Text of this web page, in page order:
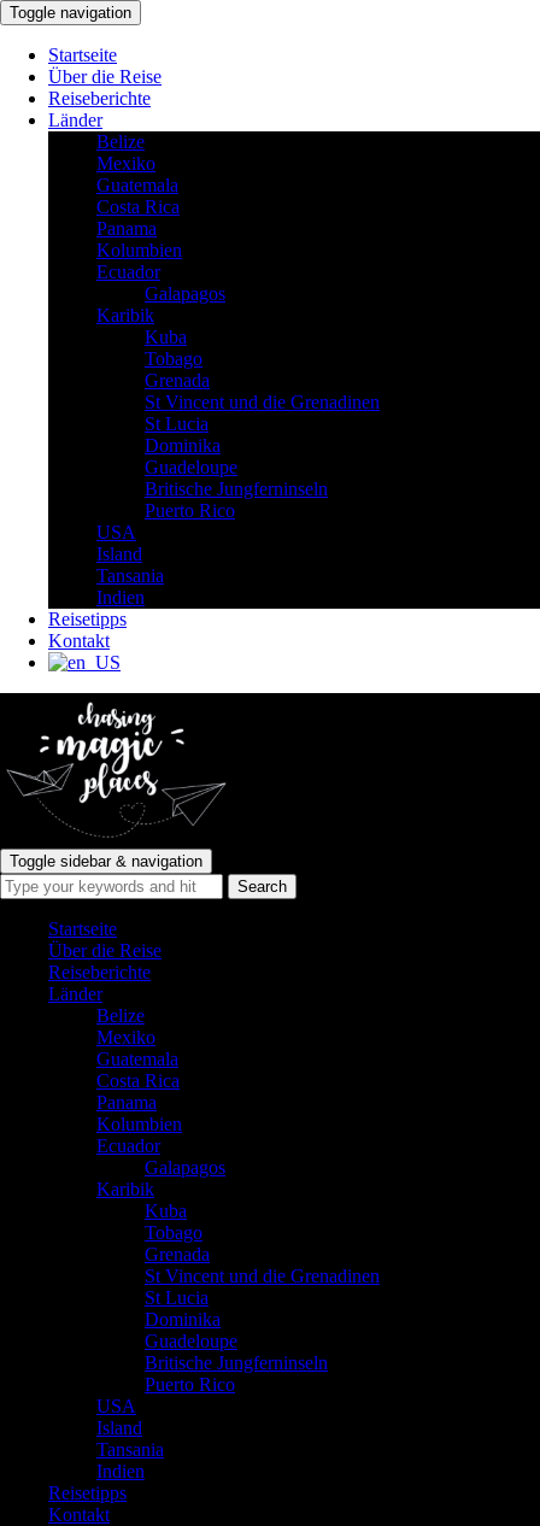
Toggle navigation
Startseite
Über die Reise
Reiseberichte
Länder
Belize
Mexiko
Guatemala
Costa Rica
Panama
Kolumbien
Ecuador
Galapagos
Karibik
Kuba
Tobago
Grenada
St Vincent und die Grenadinen
St Lucia
Dominika
Guadeloupe
Britische Jungferninseln
Puerto Rico
USA
Island
Tansania
Indien
Reisetipps
Kontakt
Toggle sidebar & navigation
Startseite
Über die Reise
Reiseberichte
Länder
Belize
Mexiko
Guatemala
Costa Rica
Panama
Kolumbien
Ecuador
Galapagos
Karibik
Kuba
Tobago
Grenada
St Vincent und die Grenadinen
St Lucia
Dominika
Guadeloupe
Britische Jungferninseln
Puerto Rico
USA
Island
Tansania
Indien
Reisetipps
Kontakt